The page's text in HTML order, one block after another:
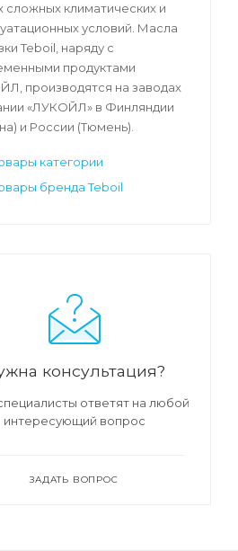
сложных климатических и
условий. Масла
Teboil, наряду с
продуктами
производятся на заводах
«ЛУКОЙЛ» в Финляндии
и России (Тюмень).
категории
бренда Teboil
консультация?
ответят на любой
интересующий вопрос
ЗАДАТЬ ВОПРОС